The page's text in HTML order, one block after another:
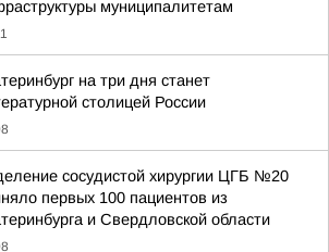
муниципалитетам
на три дня станет
столицей России
сосудистой хирургии ЦГБ №20
первых 100 пациентов из
и Свердловской области